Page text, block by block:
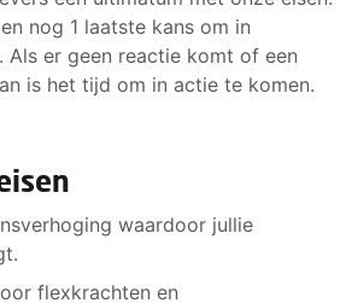
nog 1 laatste kans om in
Als er geen reactie komt of een
is het tijd om in actie te komen.
waardoor jullie
flexkrachten en